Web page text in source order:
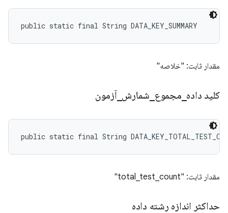
public static final String DATA_KEY_SUMMARY
مقدار ثابت: "خلاصه"
کلید داده مجموع شمارش _آزمون
public static final String
مقدار ثابت: "total_test_count"
حداکثر اندازه رشته داده